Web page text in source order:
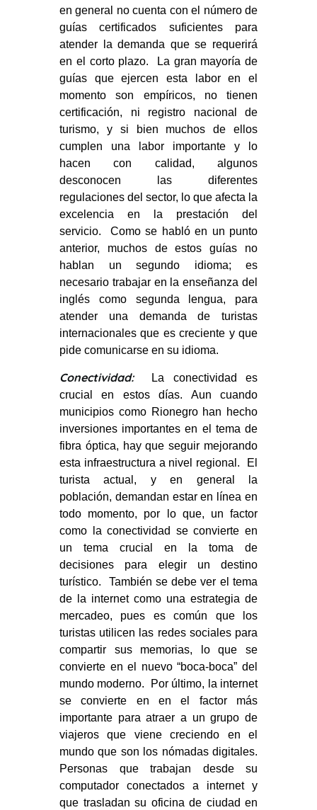
en general no cuenta con el número de
guías certificados suficientes para
atender la demanda que se requerirá
en el corto plazo. La gran mayoría de
guías que ejercen esta labor en el
momento son empíricos, no tienen
certificación, ni registro nacional de
turismo, y si bien muchos de ellos
cumplen una labor importante y lo
hacen con calidad, algunos
desconocen las diferentes
regulaciones del sector, lo que afecta la
excelencia en la prestación del
servicio. Como se habló en un punto
anterior, muchos de estos guías no
hablan un segundo idioma; es
necesario trabajar en la enseñanza del
inglés como segunda lengua, para
atender una demanda de turistas
internacionales que es creciente y que
pide comunicarse en su idioma.
Conectividad:
La conectividad es
crucial en estos días. Aun cuando
municipios como Rionegro han hecho
inversiones importantes en el tema de
fibra óptica, hay que seguir mejorando
esta infraestructura a nivel regional. El
turista actual, y en general la
población, demandan estar en línea en
todo momento, por lo que, un factor
como la conectividad se convierte en
un tema crucial en la toma de
decisiones para elegir un destino
turístico. También se debe ver el tema
de la internet como una estrategia de
mercadeo, pues es común que los
turistas utilicen las redes sociales para
compartir sus memorias, lo que se
convierte en el nuevo “boca-boca” del
mundo moderno. Por último, la internet
se convierte en en el factor más
importante para atraer a un grupo de
viajeros que viene creciendo en el
mundo que son los nómadas digitales.
Personas que trabajan desde su
computador conectados a internet y
que trasladan su oficina de ciudad en